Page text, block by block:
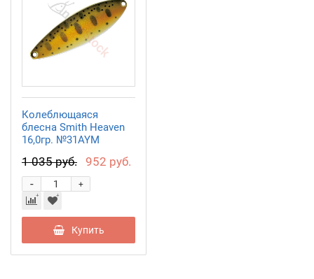
Колеблющаяся
блесна Smith Heaven
16,0гр. №31AYM
1 035 руб. 952 руб.
+
-
Купить